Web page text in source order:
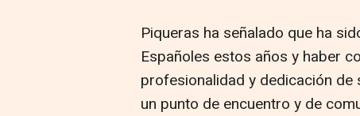
Piqueras ha señalado que ha
Españoles estos años y haber
profesionalidad y dedicación
un punto de encuentro y de